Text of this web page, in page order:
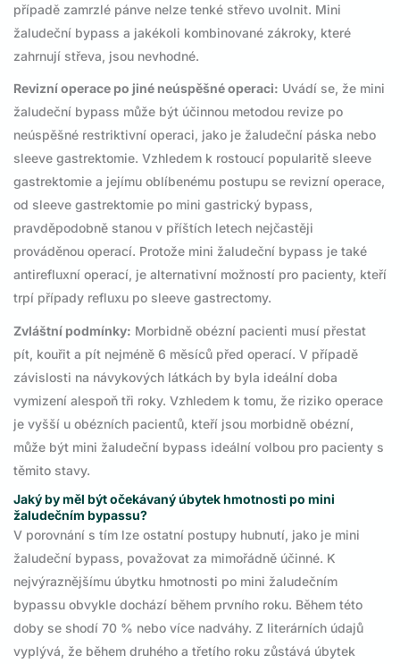
případě zamrzlé pánve nelze tenké střevo uvolnit. Mini
žaludeční bypass a jakékoli kombinované zákroky, které
zahrnují střeva, jsou nevhodné.
Revizní operace po jiné neúspěšné operaci: Uvádí se, že mini
žaludeční bypass může být účinnou metodou revize po
neúspěšné restriktivní operaci, jako je žaludeční páska nebo
sleeve gastrektomie. Vzhledem k rostoucí popularitě sleeve
gastrektomie a jejímu oblíbenému postupu se revizní operace,
od sleeve gastrektomie po mini gastrický bypass,
pravděpodobně stanou v příštích letech nejčastěji
prováděnou operací. Protože mini žaludeční bypass je také
antirefluxní operací, je alternativní možností pro pacienty, kteří
trpí případy refluxu po sleeve gastrectomy.
Zvláštní podmínky: Morbidně obézní pacienti musí přestat
pít, kouřit a pít nejméně 6 měsíců před operací. V případě
závislosti na návykových látkách by byla ideální doba
vymizení alespoň tři roky. Vzhledem k tomu, že riziko operace
je vyšší u obézních pacientů, kteří jsou morbidně obézní,
může být mini žaludeční bypass ideální volbou pro pacienty s
těmito stavy.
Jaký by měl být očekávaný úbytek hmotnosti po mini
žaludečním bypassu?
V porovnání s tím lze ostatní postupy hubnutí, jako je mini
žaludeční bypass, považovat za mimořádně účinné. K
nejvýraznějšímu úbytku hmotnosti po mini žaludečním
bypassu obvykle dochází během prvního roku. Během této
doby se shodí 70 % nebo více nadváhy. Z literárních údajů
vyplývá, že během druhého a třetího roku zůstává úbytek